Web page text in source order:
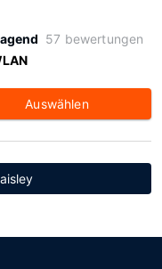
57 bewertungen
Auswählen